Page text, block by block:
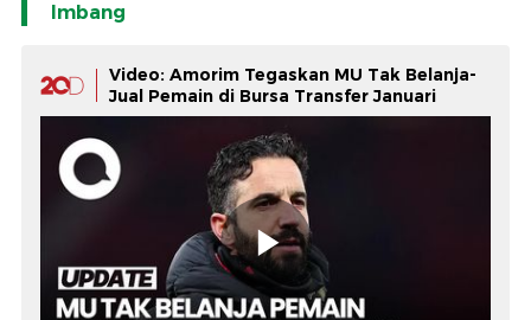
Imbang
Video: Amorim Tegaskan MU Tak Belanja-
Jual Pemain di Bursa Transfer Januari